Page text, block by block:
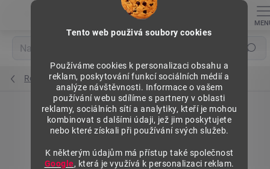
Tento web použivá soubory cookies
Používáme cookies k personalizaci obsahu a
reklam, poskytování funkcí sociálních médií a
analýze návštěvnosti. Informace o vašem
používání webu sdílíme s partnery v oblasti
reklamy, sociálních sítí a analytiky, kteří je mohou
kombinovat s dalšími údaji, jež jim poskytujete
nebo které získali při používání svých služeb.
K některým údajům má přístup také společnost
Google, která je využívá k personalizaci reklam.
Hledat
Regály výška 1840 mm, přídavné moduly